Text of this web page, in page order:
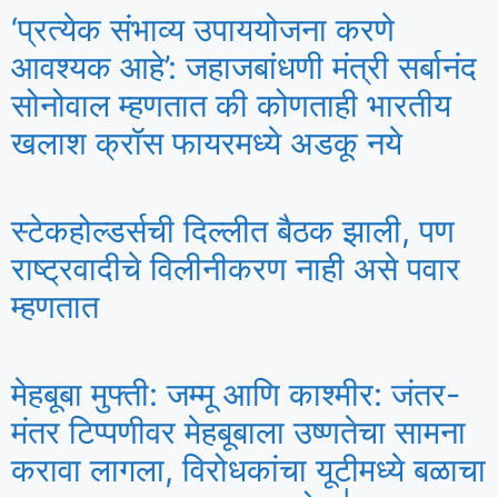
‘प्रत्येक संभाव्य उपाययोजना करणे
आवश्यक आहे’: जहाजबांधणी मंत्री सर्बानंद
सोनोवाल म्हणतात की कोणताही भारतीय
खलाश क्रॉस फायरमध्ये अडकू नये
स्टेकहोल्डर्सची दिल्लीत बैठक झाली, पण
राष्ट्रवादीचे विलीनीकरण नाही असे पवार
म्हणतात
मेहबूबा मुफ्ती: जम्मू आणि काश्मीर: जंतर-
मंतर टिप्पणीवर मेहबूबाला उष्णतेचा सामना
करावा लागला, विरोधकांचा यूटीमध्ये बळाचा